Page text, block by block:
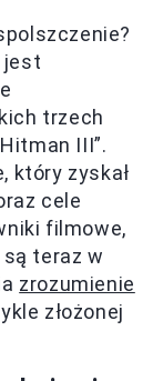
jest
trzech
III”.
który zyskał
cele
filmowe,
teraz w
zrozumienie
złożonej